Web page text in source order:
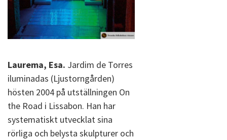
Laurema, Esa. Jardim de Torres
iluminadas (Ljustorngården)
hösten 2004 på utställningen On
the Road i Lissabon. Han har
systematiskt utvecklat sina
rörliga och belysta skulpturer och